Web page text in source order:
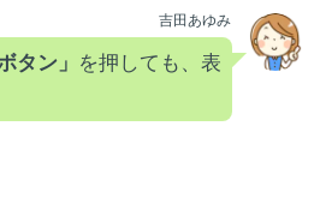
吉田あゆみ
タン」 を押しても、表